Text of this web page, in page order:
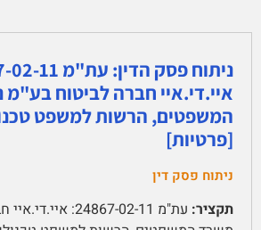
איי.די.איי חברה לביטוח
המשפטים, הרשות למשפט
[פרטיות]
ניתוח פסק דין
תקציר:
עת"מ 24867-02-11: